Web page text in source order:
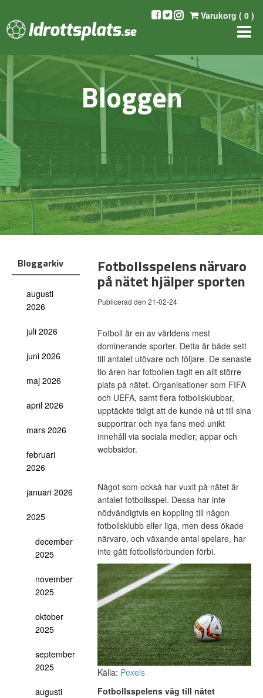
Varukorg ( 0 )
Bloggen
Bloggarkiv
augusti
2026
juli 2026
juni 2026
maj 2026
april 2026
mars 2026
februari
2026
januari 2026
2025
december
2025
november
2025
oktober
2025
september
2025
augusti
Fotbollsspelens närvaro
på nätet hjälper sporten
Publicerad den 21-02-24
Fotboll är en av världens mest
dominerande sporter. Detta är både sett
till antalet utövare och följare. De senaste
tio åren har fotbollen tagit en allt större
plats på nätet. Organisationer som FIFA
och UEFA, samt flera fotbollsklubbar,
upptäckte tidigt att de kunde nå ut till sina
supportrar och nya fans med unikt
innehåll via sociala medier, appar och
webbsidor.
Något som också har vuxit på nätet är
antalet fotbollsspel. Dessa har inte
nödvändigtvis en koppling till någon
fotbollsklubb eller liga, men dess ökade
närvaro, och växande antal spelare, har
inte gått fotbollsförbunden förbi.
Källa: Pexels
Fotbollsspelens väg till nätet